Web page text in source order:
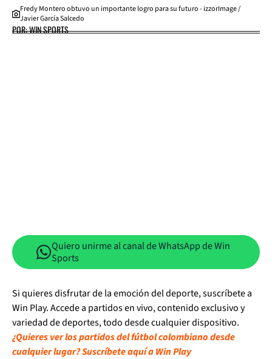
Fredy Montero obtuvo un importante logro para su futuro - izzorImage /
Javier García Salcedo
POR: WIN SPORTS
Quiero unirme al canal de WhatsApp de Win
Sports
Si quieres disfrutar de la emoción del deporte, suscríbete a
Win Play. Accede a partidos en vivo, contenido exclusivo y
variedad de deportes, todo desde cualquier dispositivo.
¿Quieres ver los partidos del fútbol colombiano desde
cualquier lugar? Suscríbete aquí a Win Play